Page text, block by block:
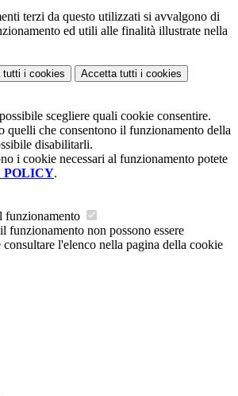
terzi da questo utilizzati si avvalgono di
ed utili alle finalità illustrate nella
tutti i cookies Accetta tutti i cookies
scegliere quali cookie consentire.
quelli che consentono il funzionamento della
disabilitarli.
i cookie necessari al funzionamento potete
POLICY.
funzionamento
funzionamento non possono essere
l'elenco nella pagina della cookie